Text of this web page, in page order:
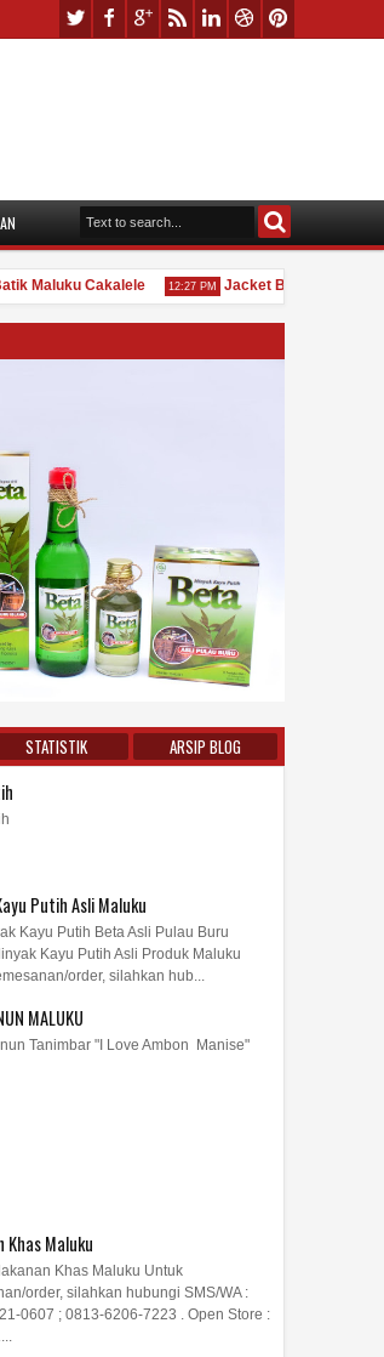
Cakalele 12:27 PM Jacket Bastel Ambonia 57
STATISTIK ARSIP BLOG
Putih Asli Maluku
Kayu Putih Beta Asli Pulau Buru
Kayu Putih Asli Produk Maluku
order, silahkan hub...
MALUKU
Tanimbar "I Love Ambon Manise"
Khas Maluku
Khas Maluku Untuk
order, silahkan hubungi SMS/WA :
0607 ; 0813-6206-7223 . Open Store :